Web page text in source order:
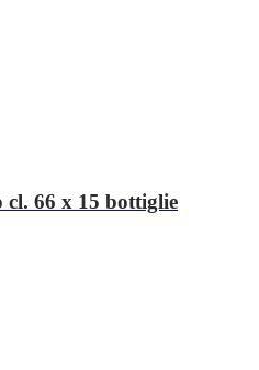
66 x 15 bottiglie